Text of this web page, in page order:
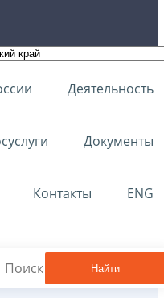
Деятельность
Документы
Контакты ENG
Найти